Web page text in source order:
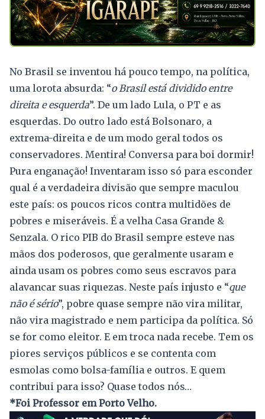
No Brasil se inventou há pouco tempo, na política,
uma lorota absurda: “o Brasil está dividido entre
direita e esquerda”. De um lado Lula, o PT e as
esquerdas. Do outro lado está Bolsonaro, a
extrema-direita e de um modo geral todos os
conservadores. Mentira! Conversa para boi dormir!
Pura enganação! Inventaram isso só para esconder
qual é a verdadeira divisão que sempre maculou
este país: os poucos ricos contra multidões de
pobres e miseráveis. É a velha Casa Grande &
Senzala. O rico PIB do Brasil sempre esteve nas
mãos dos poderosos, que geralmente usaram e
ainda usam os pobres como seus escravos para
alavancar suas riquezas. Neste país injusto e “que
não é sério”, pobre quase sempre não vira militar,
não vira magistrado e nem participa da política. Só
se for como eleitor. E em troca nada recebe. Tem os
piores serviços públicos e se contenta com
esmolas como bolsa-família e outros. E quem
contribui para isso? Quase todos nós…
*Foi Professor em Porto Velho.